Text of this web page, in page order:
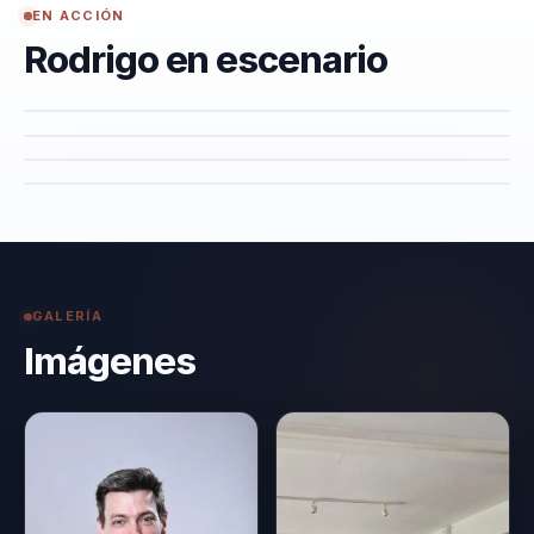
EN ACCIÓN
Rodrigo en escenario
GALERÍA
Imágenes